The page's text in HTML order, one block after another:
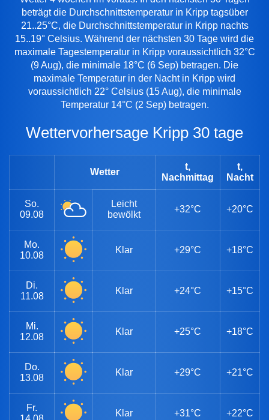
beträgt die Durchschnittstemperatur in Kripp tagsüber
21..25°C, die Durchschnittstemperatur in Kripp nachts
15..19° Celsius. Während der nächsten 30 Tage wird die
maximale Tagestemperatur in Kripp voraussichtlich 32°C
(9 Aug), die minimale 18°C (6 Sep) betragen. Die
maximale Temperatur in der Nacht in Kripp wird
voraussichtlich 22° Celsius (15 Aug), die minimale
Temperatur 14°C (2 Sep) betragen.
Wettervorhersage Kripp 30 tage
Wetter
t,
Nachmittag
t,
Nacht
So.
09.08
Leicht
bewölkt
+32°C +20°C
Mo.
10.08
Klar +29°C +18°C
Di.
11.08
Klar +24°C +15°C
Mi.
12.08
Klar +25°C +18°C
Do.
13.08
Klar +29°C +21°C
Fr.
Klar +31°C +22°C